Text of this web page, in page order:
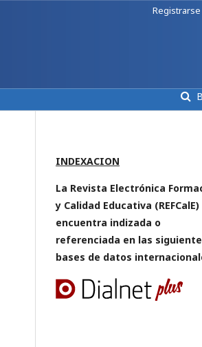
Registrarse
INDEXACION
La Revista Electrónica
y Calidad Educativa (REFCalE)
encuentra indizada o
referenciada en las
bases de datos